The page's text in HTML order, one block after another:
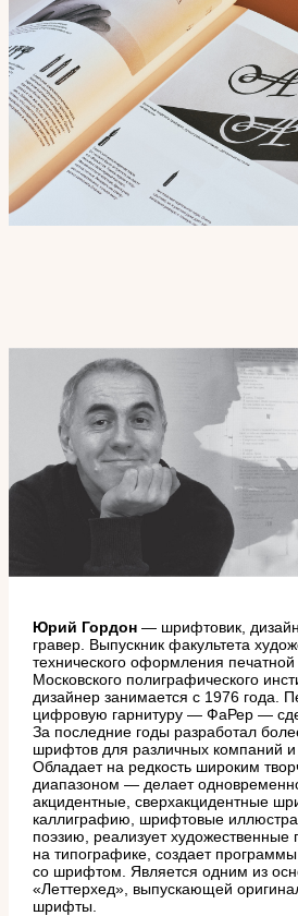
Юрий Гордон — шрифтовик,
гравер. Выпускник факультета
технического оформления печатной
Московского полиграфического
дизайнер занимается с 1976 года.
цифровую гарнитуру — ФаРер —
За последние годы разработал
шрифтов для различных компаний и
Обладает на редкость широким
диапазоном — делает
акцидентные, сверхакцидентные
каллиграфию, шрифтовые
поэзию, реализует художественные
на типографике, создает
со шрифтом. Является одним из
«Леттерхед», выпускающей
шрифты.